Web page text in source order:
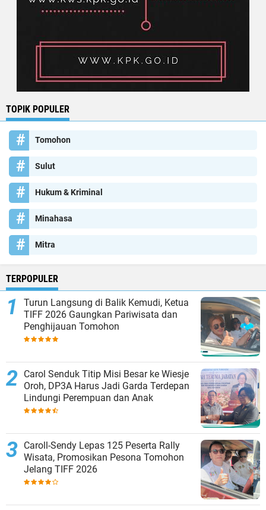
TOPIK POPULER
Tomohon
Sulut
Hukum & Kriminal
Minahasa
Mitra
TERPOPULER
Turun Langsung di Balik Kemudi, Ketua
TIFF 2026 Gaungkan Pariwisata dan
Penghijauan Tomohon
Carol Senduk Titip Misi Besar ke Wiesje
Oroh, DP3A Harus Jadi Garda Terdepan
Lindungi Perempuan dan Anak
Caroll-Sendy Lepas 125 Peserta Rally
Wisata, Promosikan Pesona Tomohon
Jelang TIFF 2026